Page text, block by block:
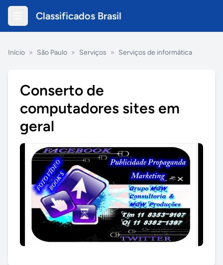
Classificados Brasil
Início » São Paulo » Serviços » Serviços de informática
Conserto de
computadores sites em
geral